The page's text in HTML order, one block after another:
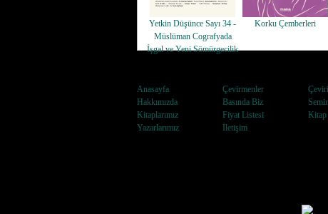
Yetkin Düşünce Sayı 34 -
Müslüman Cografyada
İşgal ve Yeni Sömürgecilik
Korku Çemberleri
Anasayfa
Hakkımızda
Kitaplarımız
Yazarlarımız
Çevirmenler
Basında Biz
Fiyat Listesi
İletişim
Kitap